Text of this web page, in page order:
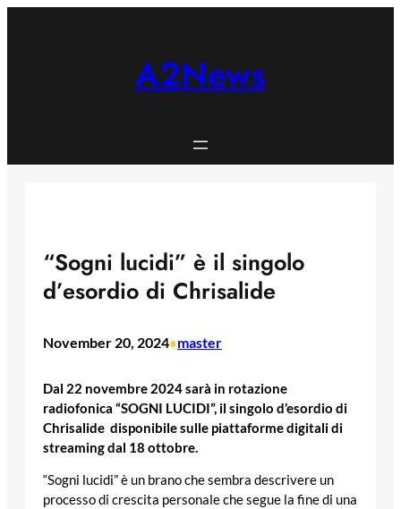
A2News
“Sogni lucidi” è il singolo
d’esordio di Chrisalide
November 20, 2024•master
Dal 22 novembre 2024 sarà in rotazione
radiofonica “SOGNI LUCIDI”, il singolo d’esordio di
Chrisalide disponibile sulle piattaforme digitali di
streaming dal 18 ottobre.
“Sogni lucidi” è un brano che sembra descrivere un
processo di crescita personale che segue la fine di una